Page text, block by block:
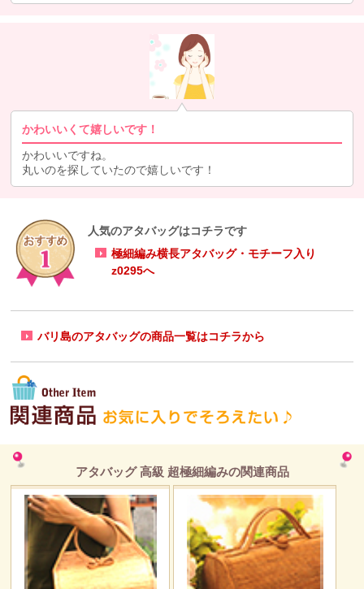
かわいいくて嬉しいです！
かわいいですね。
丸いのを探していたので嬉しいです！
人気のアタバッグはコチラです
極細編み横長アタバッグ・モチーフ入り
z0295へ
バリ島のアタバッグの商品一覧はコチラから
アタバッグ 高級 超極細編みの関連商品